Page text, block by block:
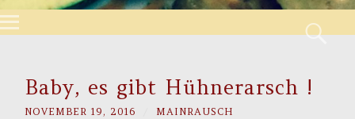
Menu
Baby, es gibt Hühnerarsch !
NOVEMBER 19, 2016 MAINRAUSCH